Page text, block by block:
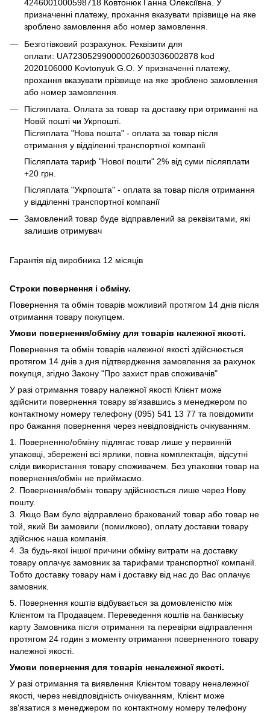
4246001000598718 Ковтонюк Ганна Олексіївна. У
призначенні платежу, прохання вказувати прізвище на яке
зроблено замовлення або номер замовлення.
Безготівковий розрахунок. Реквізити для
оплати: UA723052990000026003036002878 kod
2020106000 Kovtonyuk G.O. У призначенні платежу,
прохання вказувати прізвище на яке зроблено замовлення
або номер замовлення.
Післяплата. Оплата за товар та доставку при отриманні на
Новій пошті чи Укрпошті.
Післяплата "Нова пошта" - оплата за товар після
отримання у відділенні транспортної компанії
Післяплата тариф "Нової пошти" 2% від суми післяплати
+20 грн.
Післяплата "Укрпошта" - оплата за товар після отримання
у відділенні транспортної компанії
Замовлений товар буде відправлений за реквізитами, які
залишив отримувач
Гарантія від виробника 12 місяців
Строки повернення і обміну.
Повернення та обмін товарів можливий протягом 14 днів після
отримання товару покупцем.
Умови повернення/обміну для товарів належної якості.
Повернення та обмін товарів належної якості здійснюється
протягом 14 днів з дня підтвердження замовлення за рахунок
покупця, згідно Закону "Про захист прав споживачів"
У разі отримання товару належної якості Клієнт може
здійснити повернення товару зв'язавшись з менеджером по
контактному номеру телефону (095) 541 13 77 та повідомити
про бажання повернення через невідповідність очікуванням.
1. Поверненню/обміну підлягає товар лише у первинній
упаковці, збережені всі ярлики, повна комплектація, відсутні
сліди використання товару споживачем. Без упаковки товар на
повернення/обмін не приймаємо.
2. Повернення/обмін товару здійснюється лише через Нову
пошту.
3. Якщо Вам було відправлено бракований товар або товар не
той, який Ви замовили (помилково), оплату доставки товару
здійснює наша компанія.
4. За будь-якої іншої причини обміну витрати на доставку
товару оплачує замовник за тарифами транспортної компанії.
Тобто доставку товару нам і доставку від нас до Вас оплачує
замовник.
5. Повернення коштів відбувається за домовленістю між
Клієнтом та Продавцем. Переведення коштів на банківську
карту Замовника після отримання та перевірки відправлення
протягом 24 годин з моменту отримання поверненного товару
належної якості.
Умови повернення для товарів неналежної якості.
У разі отримання та виявлення Клієнтом товару неналежної
якості, через невідповідність очікуванням, Клієнт може
зв'язатися з менеджером по контактному номеру телефону